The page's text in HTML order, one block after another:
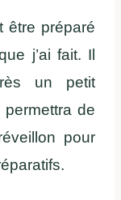
être préparé
j’ai fait. Il
un petit
de
pour